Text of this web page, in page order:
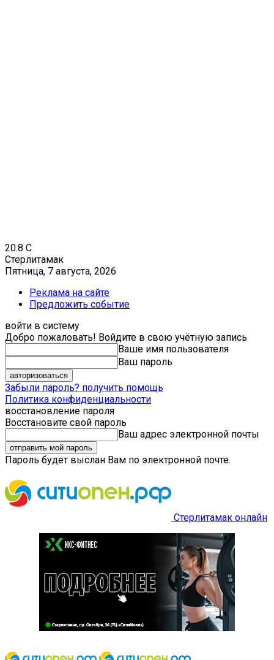
20.8 C
Стерлитамак
Пятница, 7 августа, 2026
Реклама на сайте
Предложить событие
войти в систему
Добро пожаловать! Войдите в свою учётную запись
Ваше имя пользователя
Ваш пароль
Забыли пароль? получить помощь
Политика конфиденциальности
восстановление пароля
Восстановите свой пароль
Ваш адрес электронной почты
Пароль будет выслан Вам по электронной почте.
Стерлитамак онлайн